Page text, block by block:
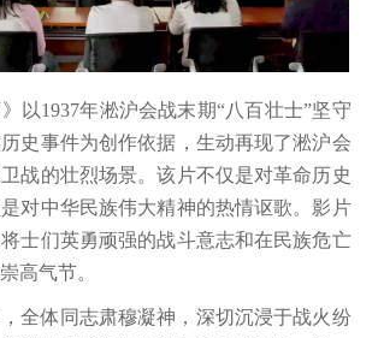
以1937年淞沪会战末期“八百壮士”坚守
史事件为创作依据，生动再现了淞沪会
战的壮烈场景。该片不仅是对革命历史
对中华民族伟大精神的热情讴歌。影片
士们英勇顽强的战斗意志和在民族危亡
高气节。
全体同志肃穆凝神，深切沉浸于战火纷